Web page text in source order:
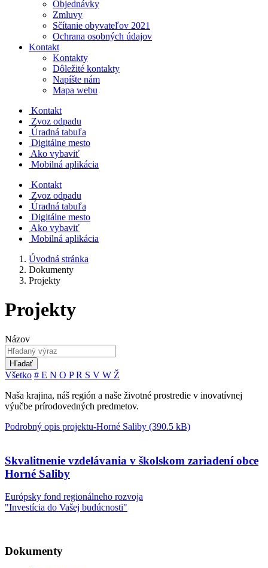
Objednávky
Zmluvy
Sčítanie obyvateľov 2021
Ochrana osobných údajov
Kontakt
Kontakty
Dôležité kontakty
Napíšte nám
Mapa webu
Kontakt
Zvoz odpadu
Úradná tabuľa
Digitálne mesto
Ako vybaviť
Mobilná aplikácia
Kontakt
Zvoz odpadu
Úradná tabuľa
Digitálne mesto
Ako vybaviť
Mobilná aplikácia
Úvodná stránka
Dokumenty
Projekty
Projekty
Názov
Hľadať
Všetko # E N O PR S V W Ž
Naša krajina, náš región a naše životné prostredie v inovatívnej
výučbe prírodovedných predmetov.
Podrobný opis projektu-Horné Saliby (390.5 kB)
Skvalitnenie vzdelávania v školskom zariadení obce
Horné Saliby
Európsky fond regionálneho rozvoja
"Investícia do Vašej budúcnosti"
Dokumenty